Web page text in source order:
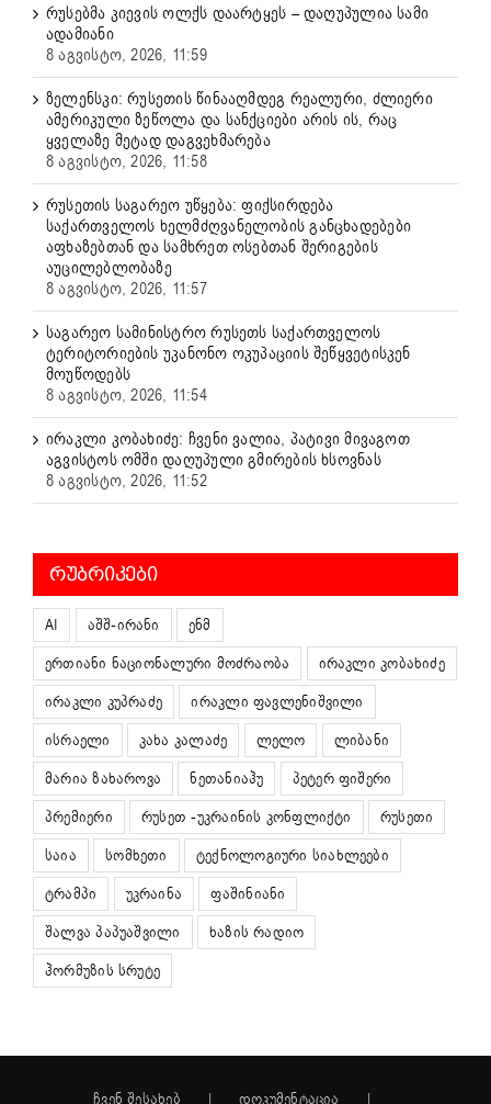
რუსებმა კიევის ოლქს დაარტყეს – დაღუპულია სამი
ადამიანი
8 აგვისტო, 2026, 11:59
ზელენსკი: რუსეთის წინააღმდეგ რეალური, ძლიერი
ამერიკული ზეწოლა და სანქციები არის ის, რაც
ყველაზე მეტად დაგვეხმარება
8 აგვისტო, 2026, 11:58
რუსეთის საგარეო უწყება: ფიქსირდება
საქართველოს ხელმძღვანელობის განცხადებები
აფხაზებთან და სამხრეთ ოსებთან შერიგების
აუცილებლობაზე
8 აგვისტო, 2026, 11:57
საგარეო სამინისტრო რუსეთს საქართველოს
ტერიტორიების უკანონო ოკუპაციის შეწყვეტისკენ
მოუწოდებს
8 აგვისტო, 2026, 11:54
ირაკლი კობახიძე: ჩვენი ვალია, პატივი მივაგოთ
აგვისტოს ომში დაღუპული გმირების ხსოვნას
8 აგვისტო, 2026, 11:52
ᲠᲣᲑᲠᲘᲙᲔᲑᲘ
AI აშშ-ირანი
ენმ
ერთიანი ნაციონალური მოძრაობა
ირაკლი კობახიძე
ირაკლი კუპრაძე
ირაკლი ფავლენიშვილი
ისრაელი
კახა კალაძე ლელო
ლიბანი
მარია ზახაროვა
ნეთანიაჰუ
პეტერ ფიშერი
პრემიერი
რუსეთ -უკრაინის კონფლიქტი
რუსეთი
საია
სომხეთი
ტექნოლოგიური სიახლეები
ტრამპი
უკრაინა
ფაშინიანი
შალვა პაპუაშვილი
ხაზის რადიო
ჰორმუზის სრუტე
ჩვენ შესახებ დოკუმენტაცია